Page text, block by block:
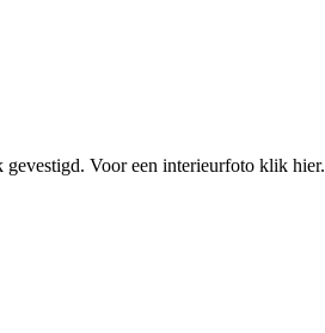
gevestigd. Voor een interieurfoto klik hier.